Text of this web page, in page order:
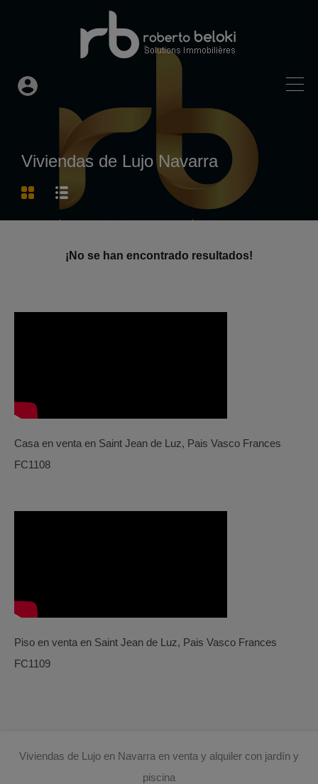
Viviendas de Lujo Navarra
¡No se han encontrado resultados!
Casa en venta en Saint Jean de Luz, Pais Vasco Frances
FC1108
Piso en venta en Saint Jean de Luz, Pais Vasco Frances
FC1109
Viviendas de Lujo en Navarra en venta y alquiler con jardín y
piscina